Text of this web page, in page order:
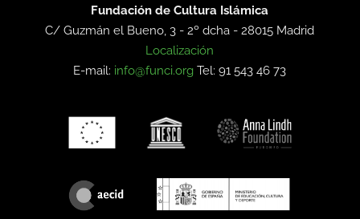
Fundación de Cultura Islámica
C/ Guzmán el Bueno, 3 - 2º dcha -28015 Madrid
Localización
E-mail: info@funci.org Tel: 91 543 46 73